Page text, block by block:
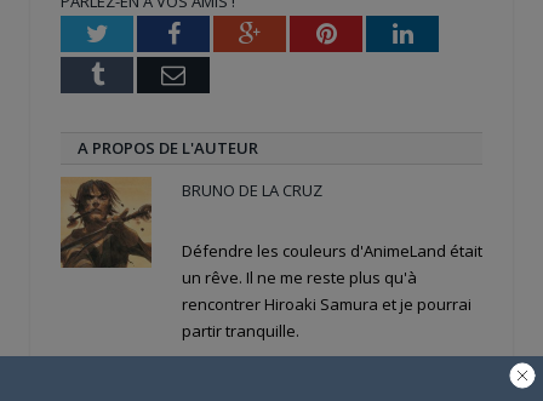
fenêtre)
TwitterFacebookGoogle+PinterestLinkedIn
Tumblr Email
A PROPOS DE L'AUTEUR
BRUNO DE LA CRUZ
Défendre les couleurs d'AnimeLand était
un rêve. Il ne me reste plus qu'à
rencontrer Hiroaki Samura et je pourrai
partir tranquille.